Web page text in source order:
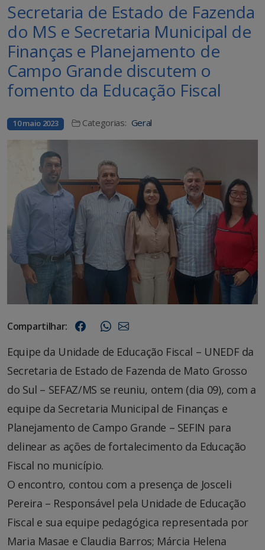
Secretaria de Estado de Fazenda
do MS e Secretaria Municipal de
Finanças e Planejamento de
Campo Grande discutem o
fomento da Educação Fiscal
10 maio 2023 Categorias: Geral
Compartilhar:
Equipe da Unidade de Educação Fiscal – UNEDF da
Secretaria de Estado de Fazenda de Mato Grosso
do Sul – SEFAZ/MS se reuniu, ontem (dia 09), com a
equipe da Secretaria Municipal de Finanças e
Planejamento de Campo Grande – SEFIN para
delinear as ações de fortalecimento da Educação
Fiscal no município.
O encontro, contou com a presença de Josceli
Pereira – Responsável pela Unidade de Educação
Fiscal e sua equipe pedagógica representada por
Maria Masae e Claudia Barros; Márcia Helena